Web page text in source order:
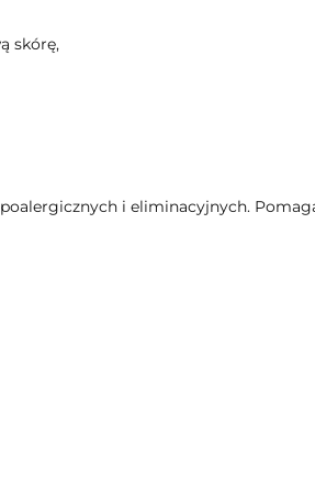
skórę,
i eliminacyjnych.